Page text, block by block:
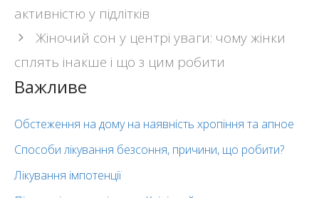
активністю у підлітків
Жіночий сон у центрі уваги: чому жінки
сплять інакше і що з цим робити
Важливе
Обстеження на дому на наявність хропіння та апное
Способи лікування безсоння, причини, що робити?
Лікування імпотенції